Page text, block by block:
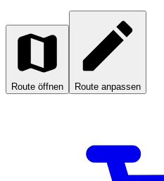
Route öffnen Route anpassen